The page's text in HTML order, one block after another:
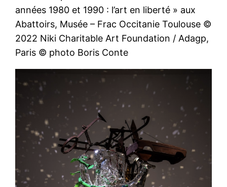
années 1980 et 1990 : l’art en liberté » aux
Abattoirs, Musée – Frac Occitanie Toulouse ©
2022 Niki Charitable Art Foundation / Adagp,
Paris © photo Boris Conte